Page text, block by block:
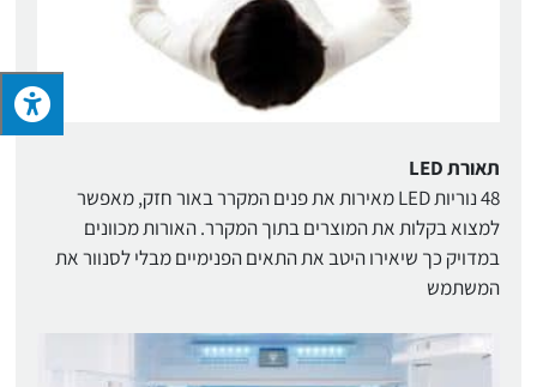
תאורת LED
48 נוריות LED מאירות את פנים המקרר באור חזק, מאפשר
למצוא בקלות את המוצרים בתוך המקרר. האורות מכוונים
במדויק כך שיאירו היטב את התאים הפנימיים מבלי לסנוור את
המשתמש